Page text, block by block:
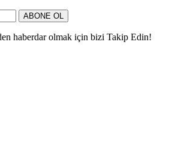
ABONE OL
haberdar olmak için bizi Takip Edin!